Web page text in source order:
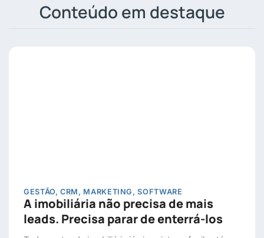
Conteúdo em destaque
GESTÃO,CRM , MARKETING ,SOFTWARE
A imobiliária não precisa de mais
leads. Precisa parar de enterrá-los